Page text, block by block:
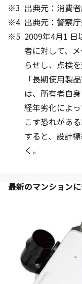
出典元：消費
出典元：警察
2009年4月1 日
者に対して、
らせし、点検
「長期使用製
は、所有者自
経年劣化によ
こす恐れがあ
すると、設計
く。
最新のマンション